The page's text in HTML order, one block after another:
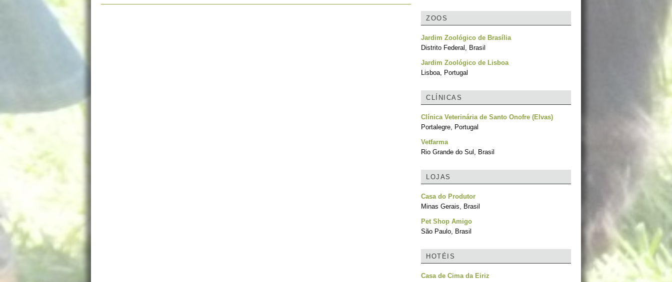
ZOOS
Jardim Zoológico de Brasília
Distrito Federal, Brasil
Jardim Zoológico de Lisboa
Lisboa, Portugal
CLÍNICAS
Clínica Veterinária de Santo Onofre (Elvas)
Portalegre, Portugal
Vetfarma
Rio Grande do Sul, Brasil
LOJAS
Casa do Produtor
Minas Gerais, Brasil
Pet Shop Amigo
São Paulo, Brasil
HOTÉIS
Casa de Cima da Eiriz